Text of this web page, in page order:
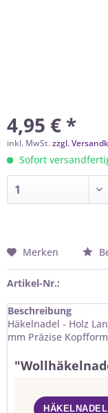
4,95 € *
inkl. MwSt.zzgl.
Sofort
Merken
Artikel-Nr.:
Beschreibung
Häkelnadel - Holz
mm Präzise